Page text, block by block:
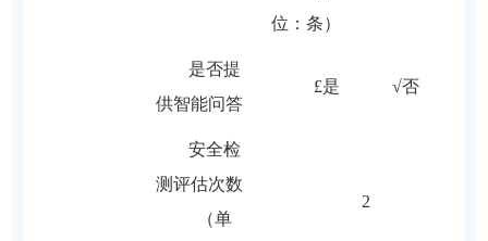
位：条）
是否提
供智能问答
£是 √否
安全检
测评估次数
（单
2